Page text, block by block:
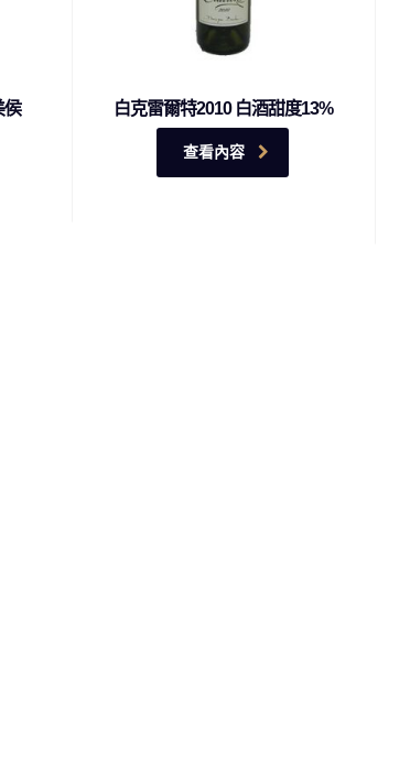
侯 白克雷爾特2010 白酒甜度13%
查看內容